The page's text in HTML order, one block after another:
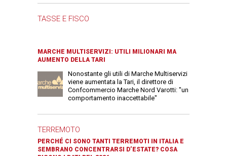
TASSE E FISCO
MARCHE MULTISERVIZI: UTILI MILIONARI MA
AUMENTO DELLA TARI
Nonostante gli utili di Marche Multiservizi
viene aumentata la Tari, il direttore di
Confcommercio Marche Nord Varotti: "un
comportamento inaccettabile"
TERREMOTO
PERCHÉ CI SONO TANTI TERREMOTI IN ITALIA E
SEMBRANO CONCENTRARSI D’ESTATE? COSA